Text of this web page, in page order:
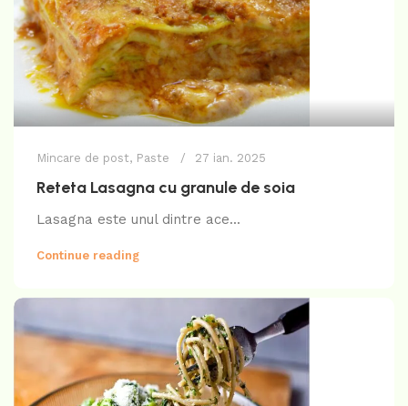
Mincare de post, Paste 27 ian. 2025
Reteta Lasagna cu granule de soia
Lasagna este unul dintre ace...
Continue reading